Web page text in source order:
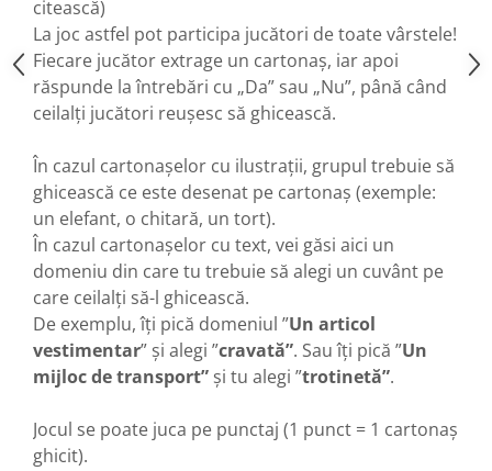
citească)
La joc astfel pot participa jucători de toate vârstele!
Fiecare jucător extrage un cartonaș, iar apoi
răspunde la întrebări cu „Da” sau „Nu”, până când
ceilalți jucători reușesc să ghicească.
În cazul cartonașelor cu ilustrații, grupul trebuie să
ghicească ce este desenat pe cartonaș (exemple:
un elefant, o chitară, un tort).
În cazul cartonașelor cu text, vei găsi aici un
domeniu din care tu trebuie să alegi un cuvânt pe
care ceilalți să-l ghicească.
De exemplu, îți pică domeniul ”Un articol
vestimentar” și alegi ”cravată”. Sau îți pică ”Un
mijloc de transport” și tu alegi ”trotinetă”.
Jocul se poate juca pe punctaj (1 punct = 1 cartonaș
ghicit).